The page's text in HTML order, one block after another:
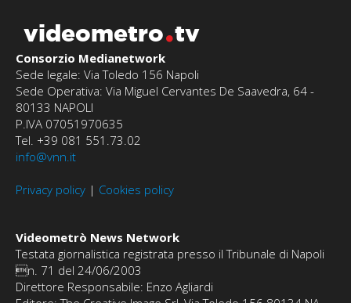
videometro tv
Consorzio Medianetwork
Sede legale: Via Toledo 156 Napoli
Sede Operativa: Via Miguel Cervantes De Saavedra, 64 -
80133 NAPOLI
P.IVA 07051970635
Tel. +39 081 551.73.02
info@vnn.it
Privacy policy | Cookies policy
Videometrò News Network
Testata giornalistica registrata presso il Tribunale di Napoli
n. 71 del 24/06/2003
Direttore Responsabile: Enzo Agliardi